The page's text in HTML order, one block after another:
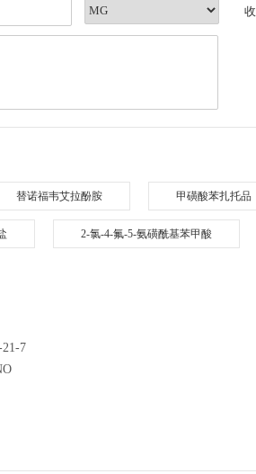
替诺福韦艾拉酚胺 甲磺酸苯扎托品
2-氯-4-氟-5-氨磺酰基苯甲酸
21-7